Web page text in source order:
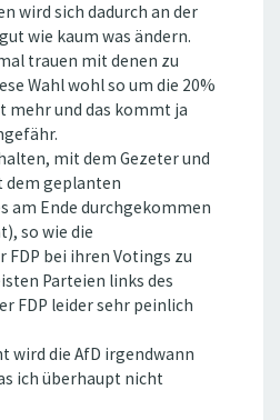
wird sich dadurch an der
wie kaum was ändern.
trauen mit denen zu
Wahl wohl so um die 20%
mehr und das kommt ja
mit dem Gezeter und
dem geplanten
am Ende durchgekommen
so wie die
bei ihren Votings zu
Parteien links des
FDP leider sehr peinlich
wird die AfD irgendwann
ich überhaupt nicht